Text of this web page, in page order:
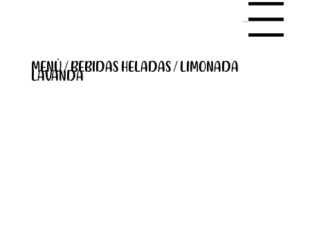
Menu
MENÚ / BEBIDAS HELADAS / LIMONADA
LAVANDA